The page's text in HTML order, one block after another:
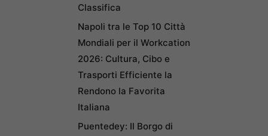
Classifica
Napoli tra le Top 10 Città
Mondiali per il Workcation
2026: Cultura, Cibo e
Trasporti Efficiente la
Rendono la Favorita
Italiana
Puentedey: Il Borgo di